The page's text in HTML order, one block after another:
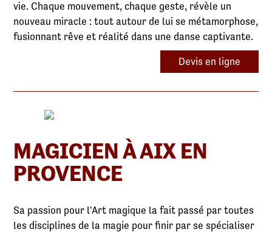
vie. Chaque mouvement, chaque geste, révèle un
nouveau miracle : tout autour de lui se métamorphose,
fusionnant rêve et réalité dans une danse captivante.
Devis en ligne
MAGICIEN À AIX EN
PROVENCE
Sa passion pour l'Art magique la fait passé par toutes
les disciplines de la magie pour finir par se spécialiser